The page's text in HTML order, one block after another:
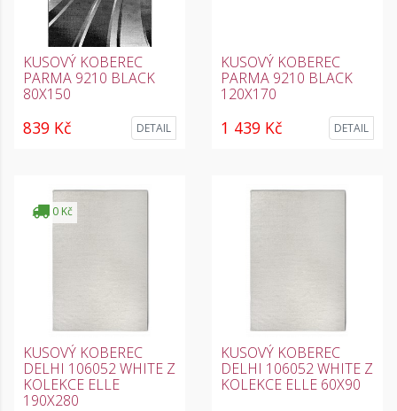
KUSOVÝ KOBEREC
PARMA 9210 BLACK
80X150
839 Kč DETAIL
KUSOVÝ KOBEREC
PARMA 9210 BLACK
120X170
1 439 Kč DETAIL
0 Kč
KUSOVÝ KOBEREC
DELHI 106052 WHITE Z
KOLEKCE ELLE
190X280
KUSOVÝ KOBEREC
DELHI 106052 WHITE Z
KOLEKCE ELLE 60X90